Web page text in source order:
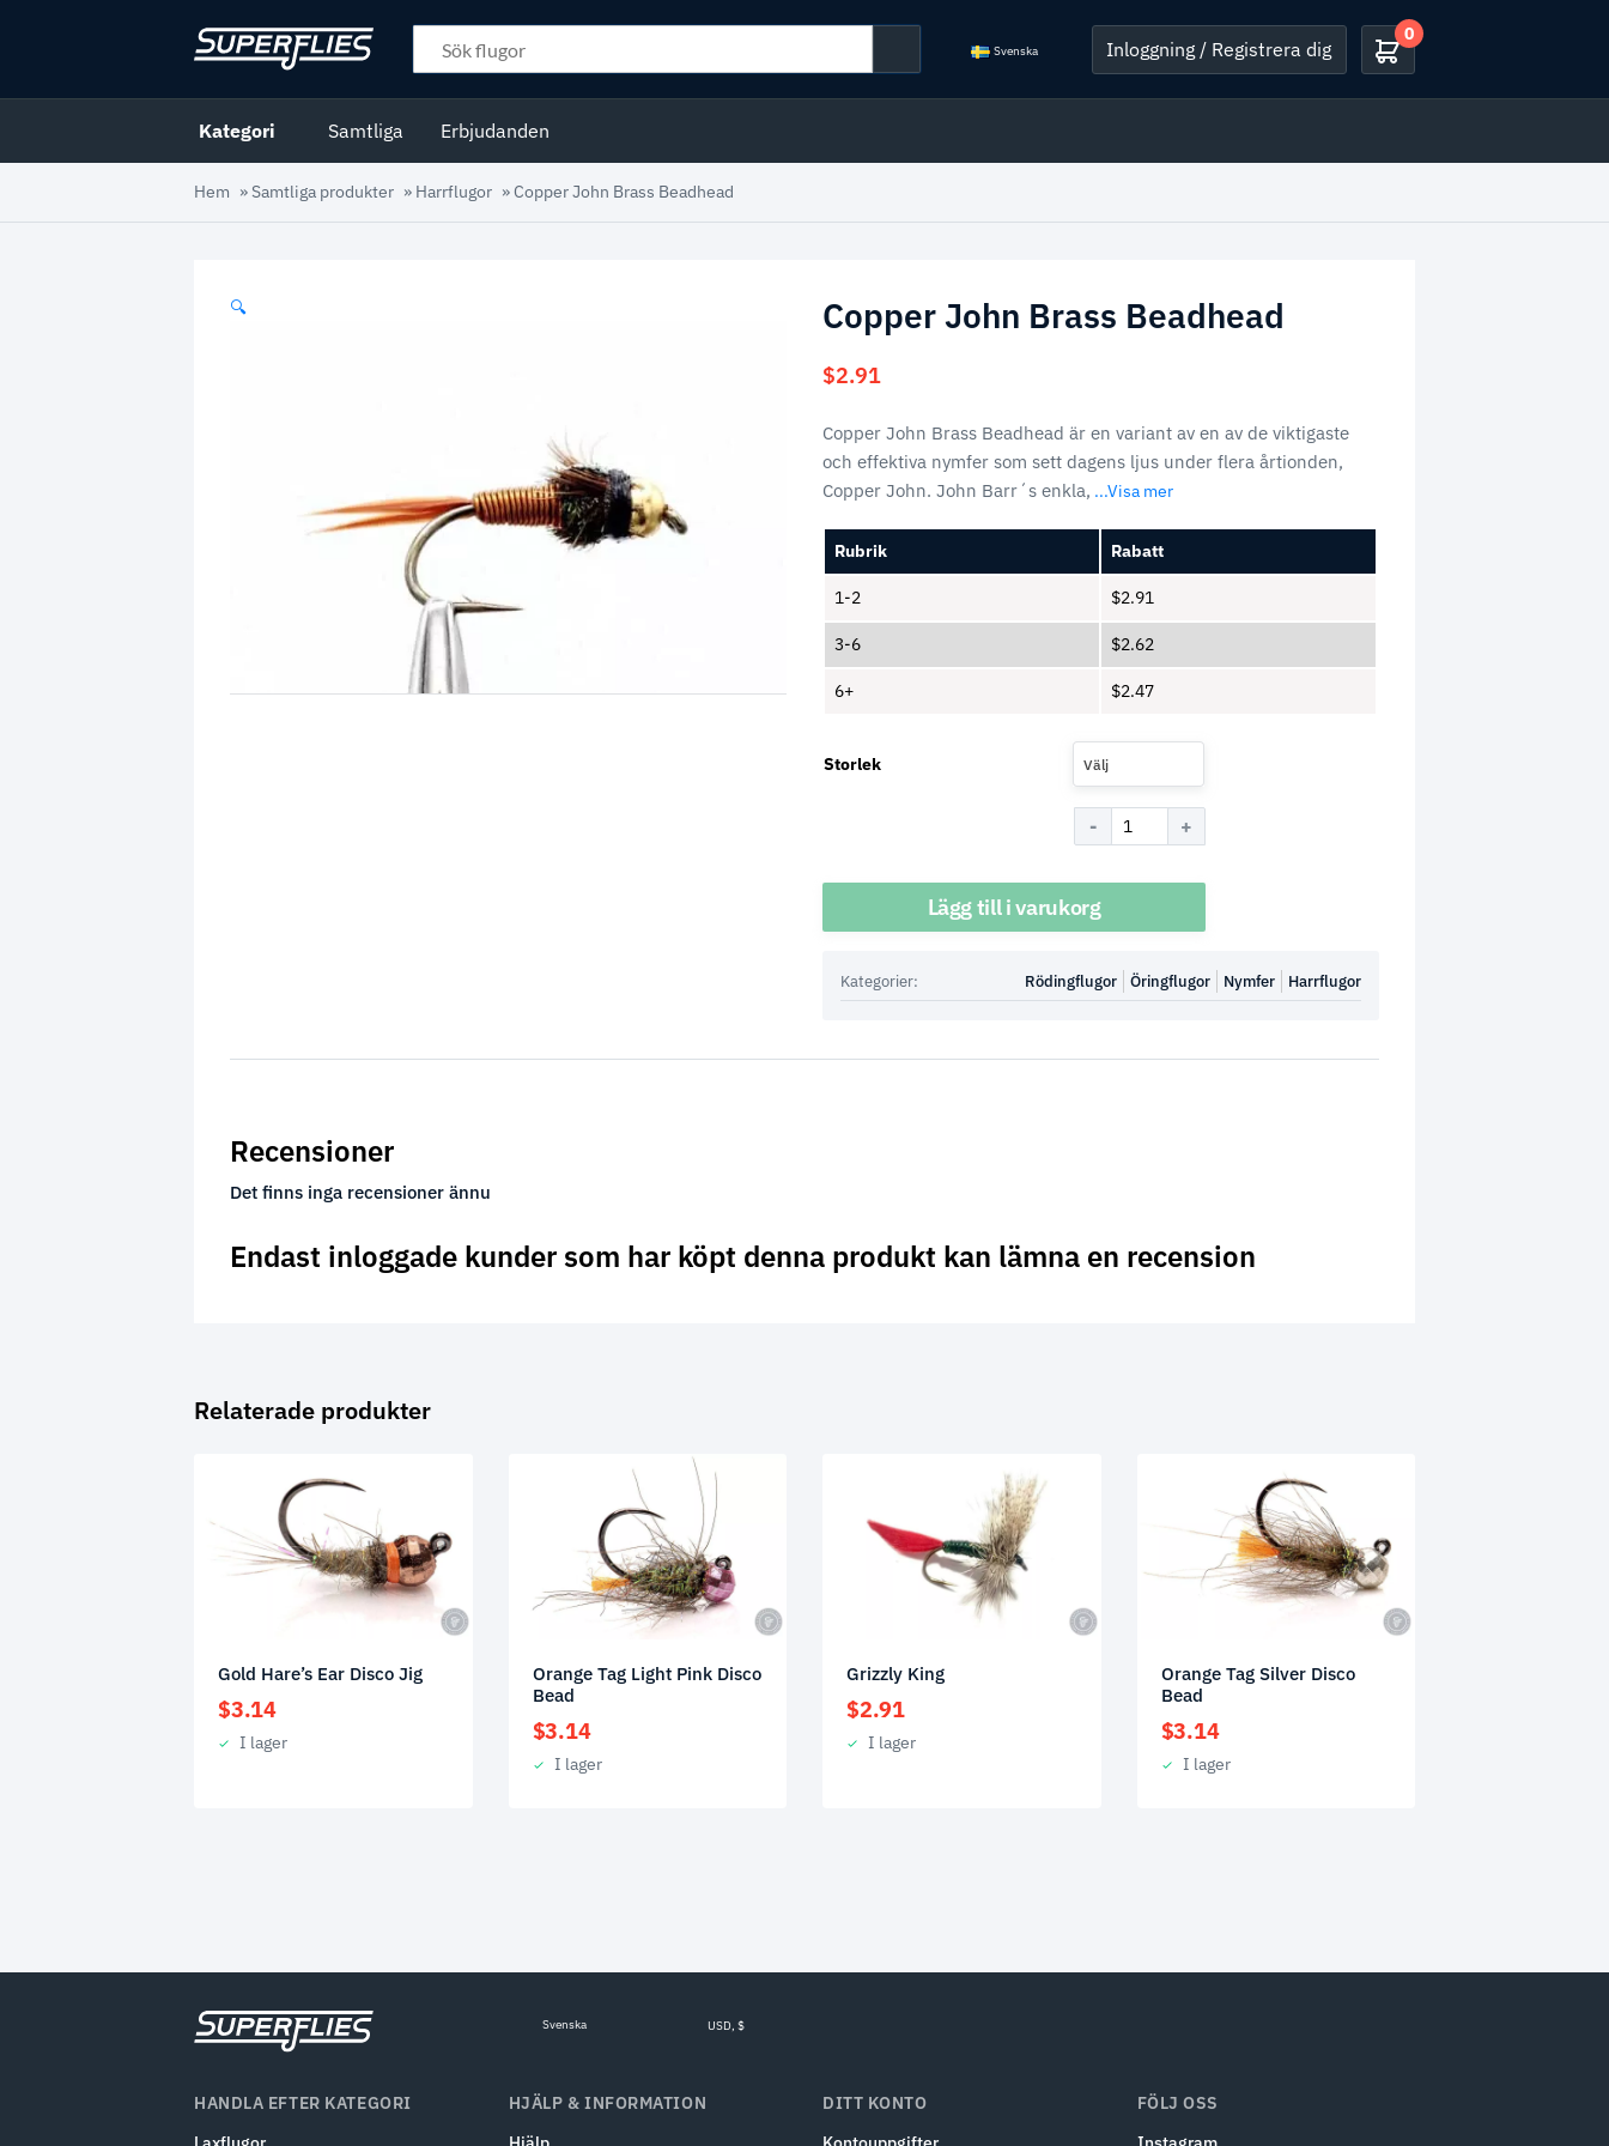
Svenska Inloggning / Registrera dig
0
Kategori Samtliga Erbjudanden
Hem »Samtliga produkter » Harrflugor »Copper John Brass Beadhead
🔍 Copper John Brass Beadhead
$2.91
Copper John Brass Beadhead är en variant av en av de viktigaste
och effektiva nymfer som sett dagens ljus under flera årtionden,
Copper John. John Barr´s enkla, ...Visa mer
Rubrik Rabatt
1-2 $2.91
3-6 $2.62
6+ $2.47
Storlek Välj
Lägg till i varukorg
Kategorier: Harrflugor
Nymfer
Öringflugor
Rödingflugor
Recensioner
Det finns inga recensioner ännu
Endast inloggade kunder som har köpt denna produkt kan lämna en recension
Relaterade produkter
Gold Hare’s Ear Disco Jig
$3.14
I lager
Orange Tag Light Pink Disco
Bead
$3.14
I lager
Grizzly King
$2.91
I lager
Orange Tag Silver Disco
Bead
$3.14
I lager
Svenska USD, $
HANDLA EFTER KATEGORI
HJÄLP & INFORMATION
DITT KONTO
FÖLJ OSS